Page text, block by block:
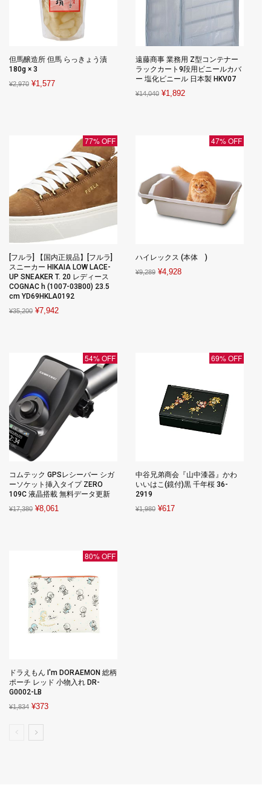
但馬醸造所 但馬 らっきょう漬
180g × 3
¥2,970 Original
¥1,577Current
遠藤商事 業務用 Z型コンテナー
ラックカート9段用ビニールカバ
ー 塩化ビニール 日本製 HKV07
¥14,040 Original
¥1,892Current
77% OFF
[フルラ] 【国内正規品】[フルラ]
スニーカー HIKAIA LOW LACE-
UP SNEAKER T. 20 レディース
COGNAC h (1007-03B00) 23.5
cm YD69HKLA0192
¥35,200 Original
¥7,942Current
47% OFF
ハイレックス (本体 )
¥9,289 Original
¥4,928Current
54% OFF
コムテック GPSレシーバー シガ
ーソケット挿入タイプ ZERO
109C 液晶搭載 無料データ更新
¥17,380 Original
¥8,061
69% OFF
中谷兄弟商会『山中漆器』かわ
いいはこ(鏡付)黒 千年桜 36-
2919
¥1,980 Original
¥617Current
80% OFF
ドラえもん I'm DORAEMON 総柄
ポーチ レッド 小物入れ DR-
G0002-LB
¥1,834 Original
was:
¥373Current